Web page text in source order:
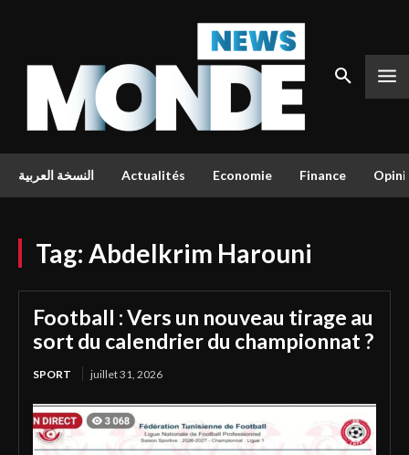
النسخة العربية Actualités Economie Finance
Tag: Abdelkrim Harouni
Football : Vers un nouveau tirage au
sort du calendrier du championnat ?
SPORT juillet 31, 2026